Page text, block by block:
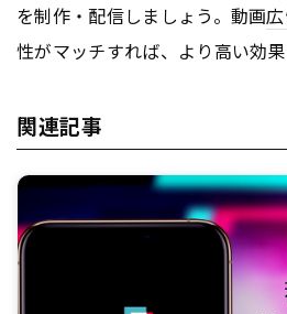
を制作・配信しましょう。動画
性がマッチすれば、より高い効果
関連記事